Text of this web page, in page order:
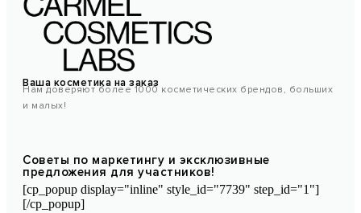
Ваша косметика на заказ
Нам доверяют более 1000 косметических брендов, больших
и малых!
Советы по маркетингу и эксклюзивные
предложения для участников!
[cp_popup display="inline" style_id="7739" step_id="1"]
[/cp_popup]